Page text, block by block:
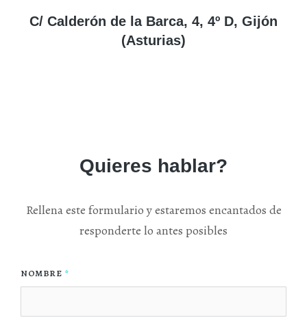
C/ Calderón de la Barca, 4, 4º D, Gijón
(Asturias)
Quieres hablar?
Rellena este formulario y estaremos encantados de
responderte lo antes posibles
NOMBRE